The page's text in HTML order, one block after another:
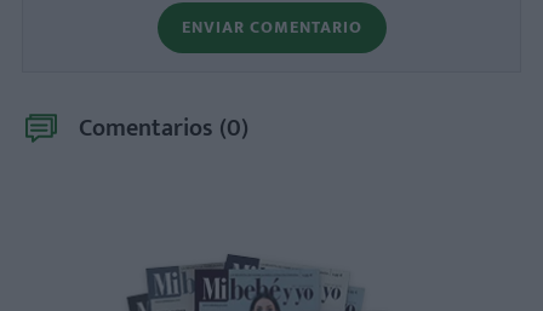
ENVIAR COMENTARIO
Comentarios (0)